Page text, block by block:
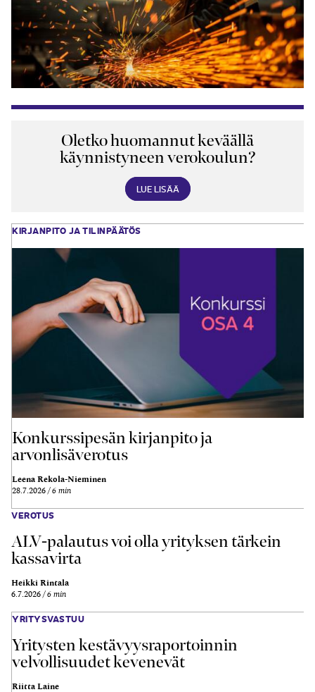
Oletko huomannut keväällä
käynnistyneen verokoulun?
LUE LISÄÄ
KIRJANPITO JA TILINPÄÄTÖS
Konkurssipesän kirjanpito ja
arvonlisäverotus
Leena Rekola-Nieminen
28.7.2026 6 min
VEROTUS
ALV-palautus voi olla yrityksen tärkein
kassavirta
Heikki Rintala
6.7.2026 6 min
YRITYSVASTUU
Yritysten kestävyysraportoinnin
velvollisuudet kevenevät
Riitta Laine